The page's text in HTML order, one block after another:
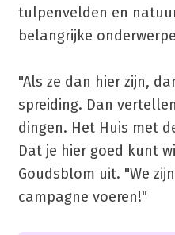
tulpenvelden en
belangrijke
"Als ze dan hier zijn,
spreiding. Dan
dingen. Het Huis met
Dat je hier goed kunt
Goudsblom uit. "We
campagne voeren!"